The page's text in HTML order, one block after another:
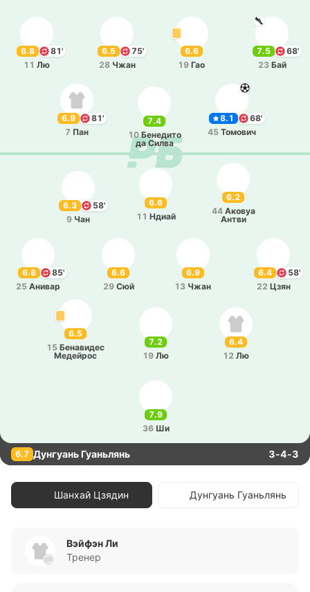
6.8
81'
11 Лю
7.5
68'
23 Бай
6.6
19 Гао
6.5
75'
28 Чжан
7.4
10 Бе­не­ди­то
да Силва
8.1
68'
45 То­мо­вич
6.9
81'
7 Пан
7.9
36 Ши
7.2
19 Лю
6.5
15 Бе­на­ви­дес
Ме­дей­рос
6.4
12 Лю
6.6
29 Сюй
6.9
13 Чжан
6.6
85'
25 Анивар
6.4
58'
22 Цзян
6.2
44 Аковуа
Антви
6.3
58'
9 Чан
6.6
11 Ндиай
6.7 Дунгуань Гуаньлянь 3-4-3
Шанхай Цзядин Дунгуань Гуаньлянь
Вэйфэн Ли
Тренер